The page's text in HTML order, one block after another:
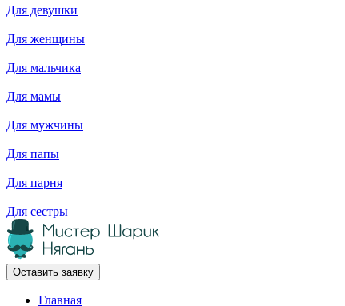
Для девушки
Для женщины
Для мальчика
Для мамы
Для мужчины
Для папы
Для парня
Для сестры
Оставить заявку
Главная